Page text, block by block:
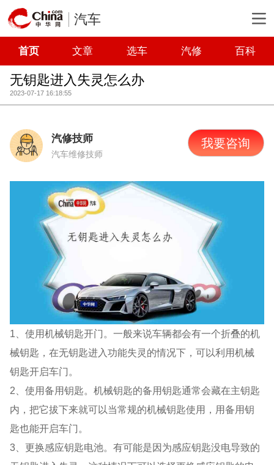
汽车
首页 文章 选车 汽修 百科
无钥匙进入失灵怎么办
2023-07-17 16:18:55
汽修技师
汽车维修技师
我要咨询
1、使用机械钥匙开门。一般来说车辆都会有一个折叠的机
械钥匙，在无钥匙进入功能失灵的情况下，可以利用机械
钥匙开启车门。
2、使用备用钥匙。机械钥匙的备用钥匙通常会藏在主钥匙
内，把它拔下来就可以当常规的机械钥匙使用，用备用钥
匙也能开启车门。
3、更换感应钥匙电池。有可能是因为感应钥匙没电导致的